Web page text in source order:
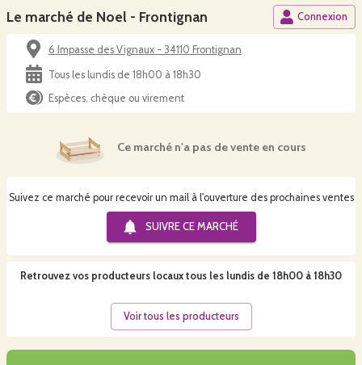
Le marché de Noel - Frontignan Connexion
6 Impasse des Vignaux - 34110 Frontignan
Tous les lundis de 18h00 à 18h30
Espèces, chèque ou virement
Ce marché n'a pas de vente en cours
Suivez ce marché pour recevoir un mail à l'ouverture des prochaines ventes
SUIVRE CE MARCHÉ
Retrouvez vos producteurs locaux tous les lundis de 18h00 à 18h30
Voir tous les producteurs